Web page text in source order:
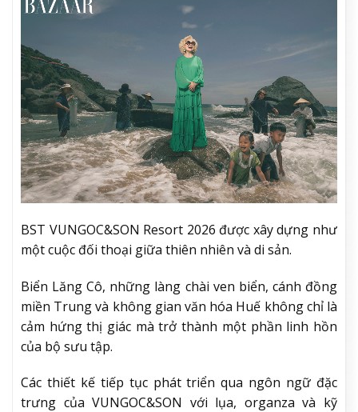
BST VUNGOC&SON Resort 2026 được xây dựng như
một cuộc đối thoại giữa thiên nhiên và di sản.
Biển Lăng Cô, những làng chài ven biển, cánh đồng
miền Trung và không gian văn hóa Huế không chỉ là
cảm hứng thị giác mà trở thành một phần linh hồn
của bộ sưu tập.
Các thiết kế tiếp tục phát triển qua ngôn ngữ đặc
trưng của VUNGOC&SON với lụa, organza và kỹ